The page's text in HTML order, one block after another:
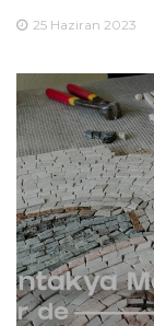
25 Haziran 2023